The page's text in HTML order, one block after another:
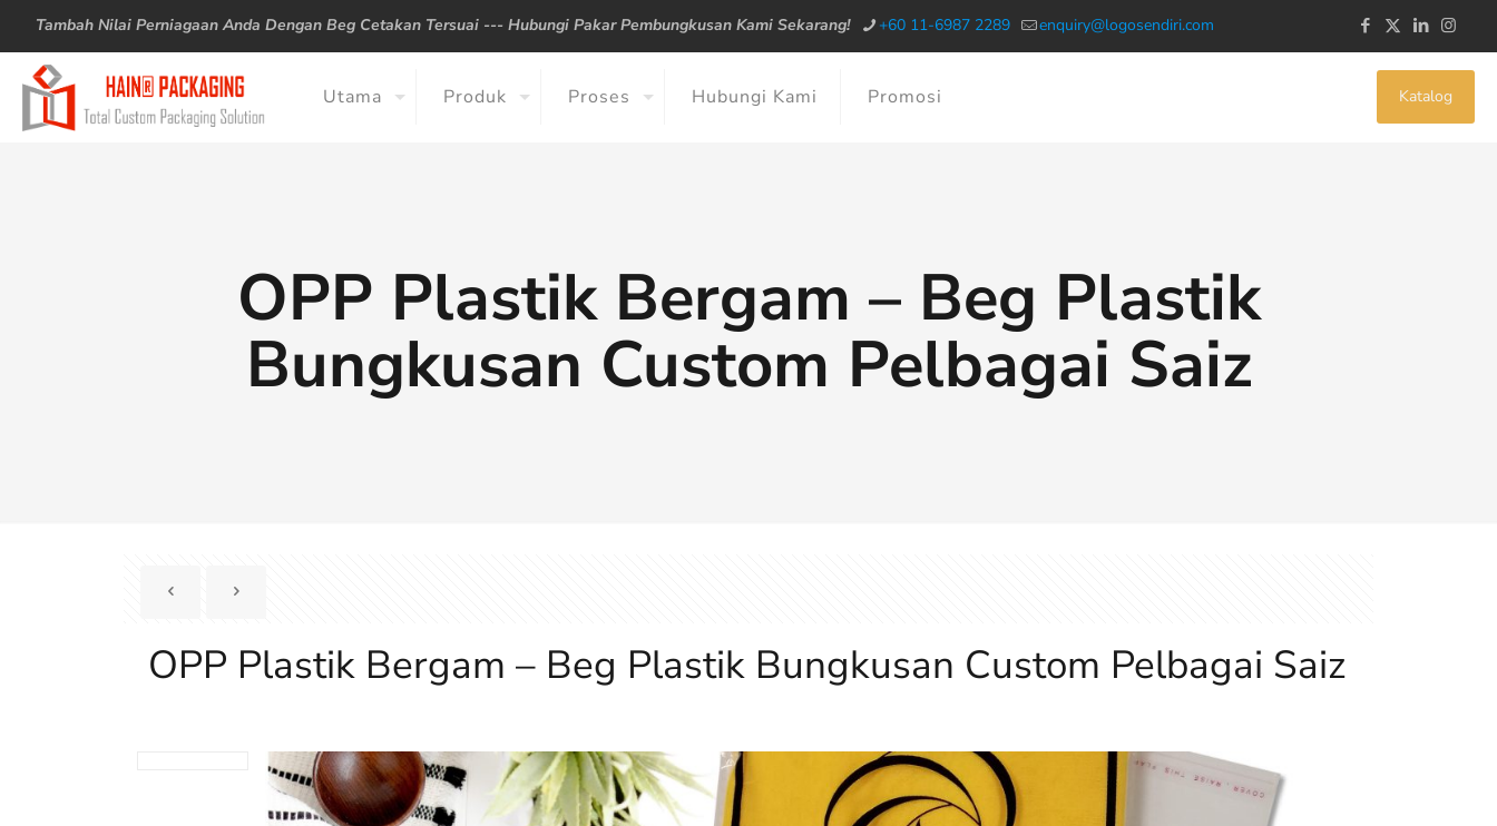
Tambah Nilai Perniagaan Anda Dengan Beg Cetakan Tersuai --- Hubungi Pakar Pembungkusan Kami Sekarang! +60 11-6987 2289 enquiry@logosendiri.com
Utama Produk Proses Hubungi Kami Promosi Katalog
OPP Plastik Bergam – Beg Plastik
Bungkusan Custom Pelbagai Saiz
OPP Plastik Bergam – Beg Plastik Bungkusan Custom Pelbagai Saiz